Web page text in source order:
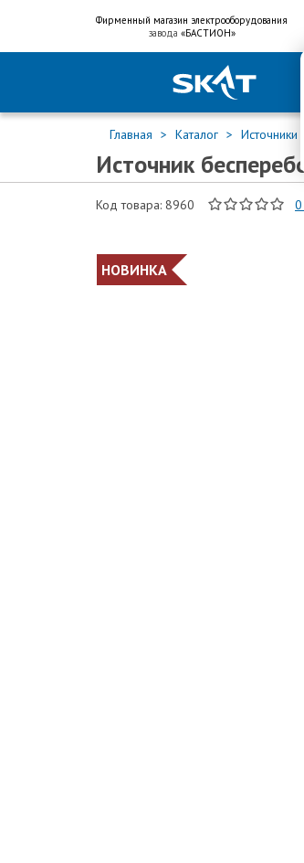
Фирменный магазин электрооборудования
завода «БАСТИОН»
Главная Каталог Источники
Источник
Код товара: 8960 0
НОВИНКА